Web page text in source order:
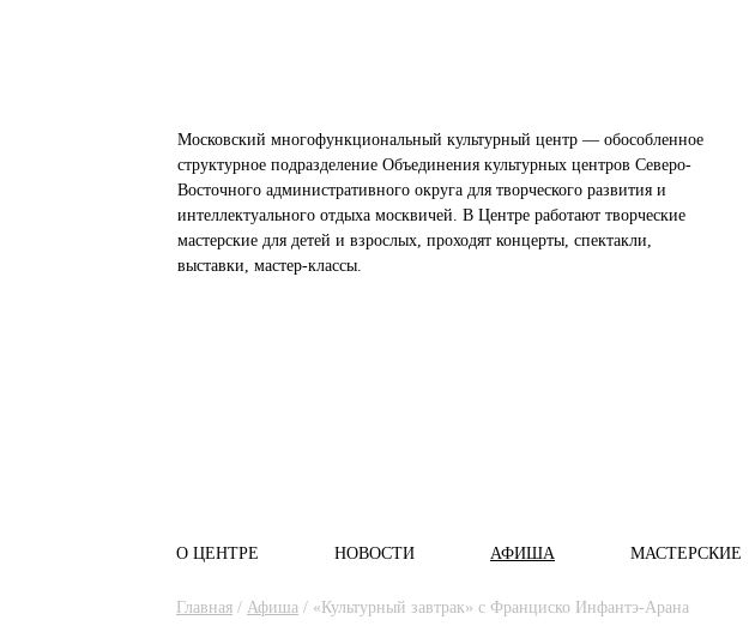
Московский многофункциональный культурный центр — обособленное
структурное подразделение Объединения культурных центров Северо-
Восточного административного округа для творческого развития и
интеллектуального отдыха москвичей. В Центре работают творческие
мастерские для детей и взрослых, проходят концерты, спектакли,
выставки, мастер-классы.
Главное меню
О ЦЕНТРЕ НОВОСТИ АФИША МАСТЕРСКИЕ
Вы здесь
Главная / Афиша / «Культурный завтрак» с Франциско Инфантэ-Арана